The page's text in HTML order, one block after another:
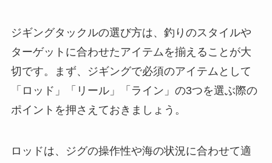
ジギングタックルの選び方は、釣りのスタイルや
ターゲットに合わせたアイテムを揃えることが大
切です。まず、ジギングで必須のアイテムとして
「ロッド」「リール」「ライン」の3つを選ぶ際の
ポイントを押さえておきましょう。
ロッドは、ジグの操作性や海の状況に合わせて適